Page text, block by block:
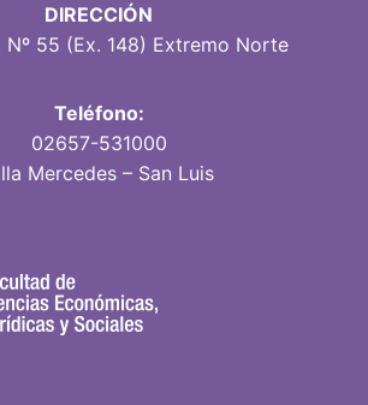
DIRECCIÓN
Nº 55 (Ex. 148) Extremo Norte
Teléfono:
02657-531000
Mercedes – San Luis